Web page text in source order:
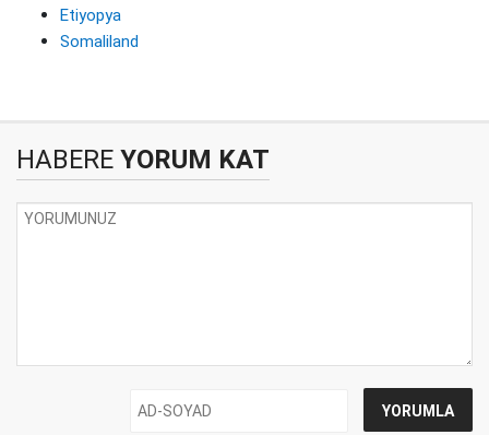
Etiyopya
Somaliland
HABERE YORUM KAT